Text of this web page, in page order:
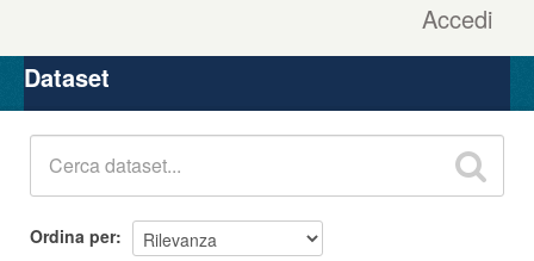
Accedi
Organizzazioni
Gruppi
Dataset
Ordina per